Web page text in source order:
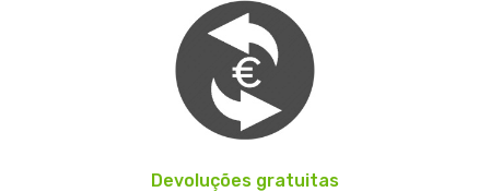
Devoluções gratuitas